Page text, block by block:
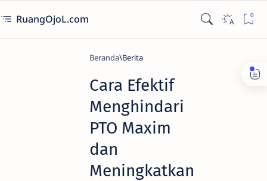
RuangOjoL.com
Beranda Berita
Cara Efektif
Menghindari
PTO Maxim
dan
Meningkatkan